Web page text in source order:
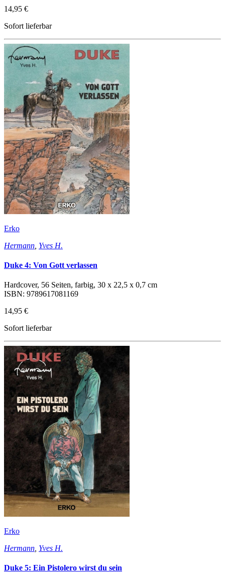
14,95 €
Sofort lieferbar
Erko
Hermann Yves H.
Duke 4: Von Gott verlassen
Hardcover, 56 Seiten, farbig, 30 x 22,5 x 0,7 cm
ISBN: 9789617081169
14,95 €
Sofort lieferbar
Erko
Hermann Yves H.
Duke 5: Ein Pistolero wirst du sein